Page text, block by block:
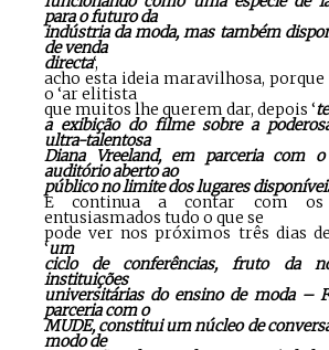
para o futuro da
indústria da moda, mas também
de venda
directa‘,
acho esta ideia maravilhosa,
o ‘ar elitista
que muitos lhe querem dar, depois ‘
a exibição do filme sobre a
ultra-talentosa
Diana Vreeland, em parceria com
auditório aberto ao
público no limite dos lugares
E continua a contar com
entusiasmados tudo o que se
pode ver nos próximos três dias
‘um
ciclo de conferências, fruto da
instituições
universitárias do ensino de moda –
parceria com o
MUDE, constitui um núcleo de
modo de